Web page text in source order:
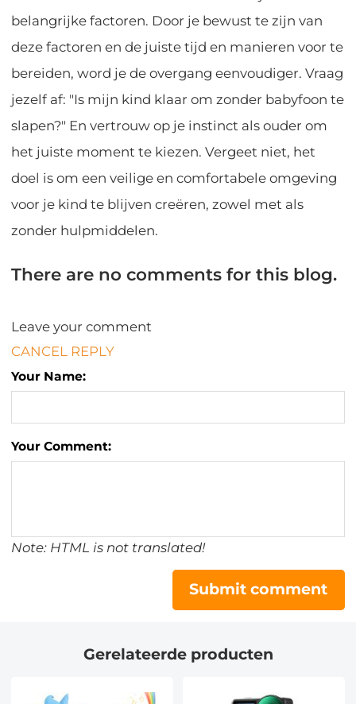
belangrijke factoren. Door je bewust te zijn van
deze factoren en de juiste tijd en manieren voor te
bereiden, word je de overgang eenvoudiger. Vraag
jezelf af: "Is mijn kind klaar om zonder babyfoon te
slapen?" En vertrouw op je instinct als ouder om
het juiste moment te kiezen. Vergeet niet, het
doel is om een veilige en comfortabele omgeving
voor je kind te blijven creëren, zowel met als
zonder hulpmiddelen.
There are no comments for this blog.
Leave your comment
CANCEL REPLY
Your Name:
Your Comment:
Note: HTML is not translated!
Submit comment
Gerelateerde producten